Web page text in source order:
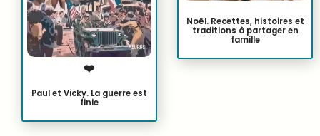
❤️
Paul et Vicky. La guerre est
finie
Noël. Recettes, histoires et
traditions à partager en
famille